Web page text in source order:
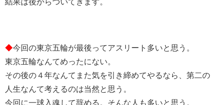
結果は後からついてきます。
◆今回の東京五輪が最後ってアスリート多いと思う。
東京五輪なんてめったにない。
その後の４年なんてまた気を引き締めてやるなら、第二の
人生なんて考えるのは当然と思う。
今回に一球入魂して辞める。そんな人も多いと思う。